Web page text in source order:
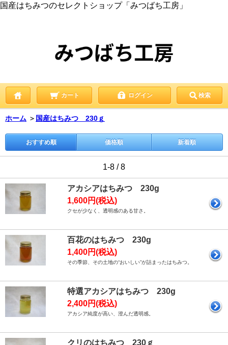
国産はちみつのセレクトショップ「みつばち工房」
カート ログイン 検索
ホーム ＞ 国産はちみつ 230ｇ
おすすめ順 価格順 新着順
1-8 / 8
アカシアはちみつ 230g
1,600円(税込)
クセが少なく、透明感のある甘さ。
百花のはちみつ 230g
1,400円(税込)
その季節、その土地の“おいしい”が詰まったはちみつ。
特選アカシアはちみつ 230g
2,400円(税込)
アカシア純度が高い、澄んだ透明感。
クリのはちみつ 230ｇ